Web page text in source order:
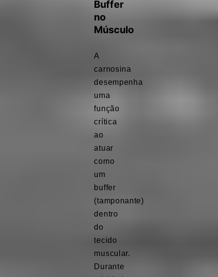
Buffer
no
Músculo
A
carnosina
desempenha
uma
função
crítica
ao
atuar
como
um
buffer
(tamponante)
dentro
do
tecido
muscular.
Durante